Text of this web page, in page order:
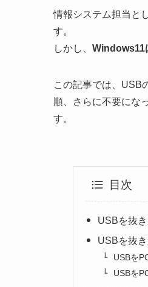
情報システム担当と
す。
しかし、 Windows11
この記事では、USB
順、さらに不要にな
す。
目次
USBを抜
USBを抜
USBを
USBを